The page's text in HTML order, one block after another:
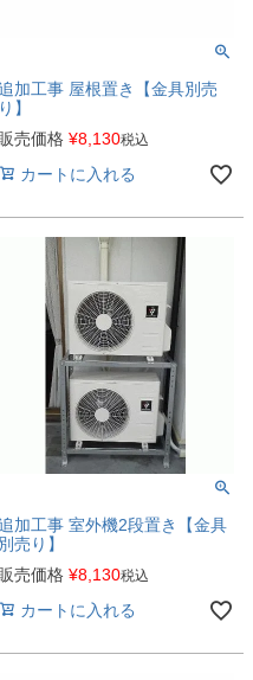
加工事 屋根置き【金具別売
り】
販売価格 ¥8,130税込
カートに入れる
加工事 室外機2段置き【金具
別売り】
販売価格 ¥8,130税込
カートに入れる